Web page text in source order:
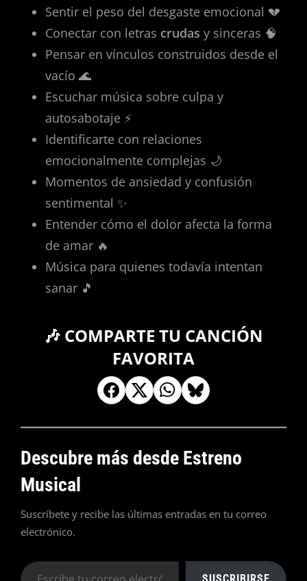
Sentir el peso del desgaste emocional 💔
Conectar con letras crudas y sinceras 🧠
Pensar en vínculos construidos desde el
vacío 🌊
Escuchar música sobre culpa y
autosabotaje ⚡
Identificarte con relaciones
emocionalmente complejas 🌙
Momentos de ansiedad y confusión
sentimental ✨
Entender cómo el dolor afecta la forma
de amar 🔥
Música para quienes todavía intentan
sanar 🎵
🎶 COMPARTE TU CANCIÓN
FAVORITA
Descubre más desde Estreno
Musical
Suscríbete y recibe las últimas entradas en tu correo
electrónico.
Escribe